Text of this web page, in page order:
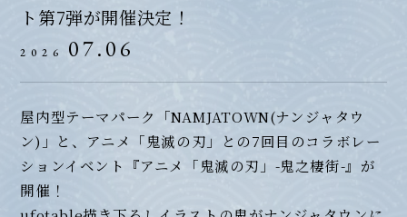
ト第7弾が開催決定！
2026 07.06
屋内型テーマパーク「NAMJATOWN(ナンジャタウ
ン)」と、アニメ「鬼滅の刃」との7回目のコラボレー
ションイベント『アニメ「鬼滅の刃」-鬼之棲街-』が
開催！